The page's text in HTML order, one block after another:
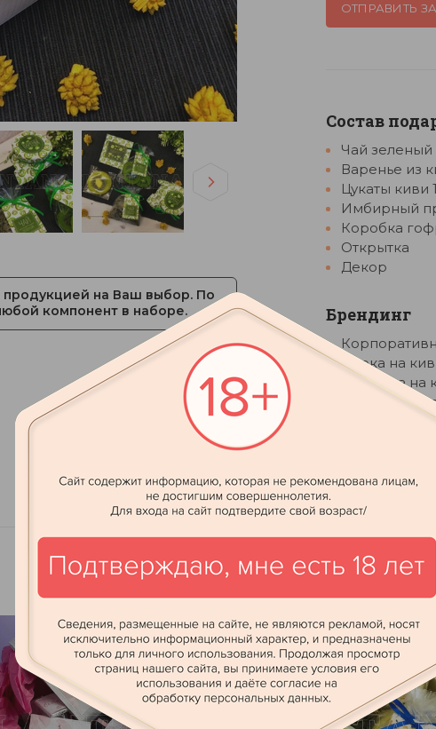
на Ваш выбор. По
компонент в наборе.
ОТПРАВИТЬ
Состав
Чай зеленый
Варенье из
Цукаты киви
Имбирный
Коробка
Открытка
Декор
Брендинг
Бирка на
Манжета на
Шапочка на